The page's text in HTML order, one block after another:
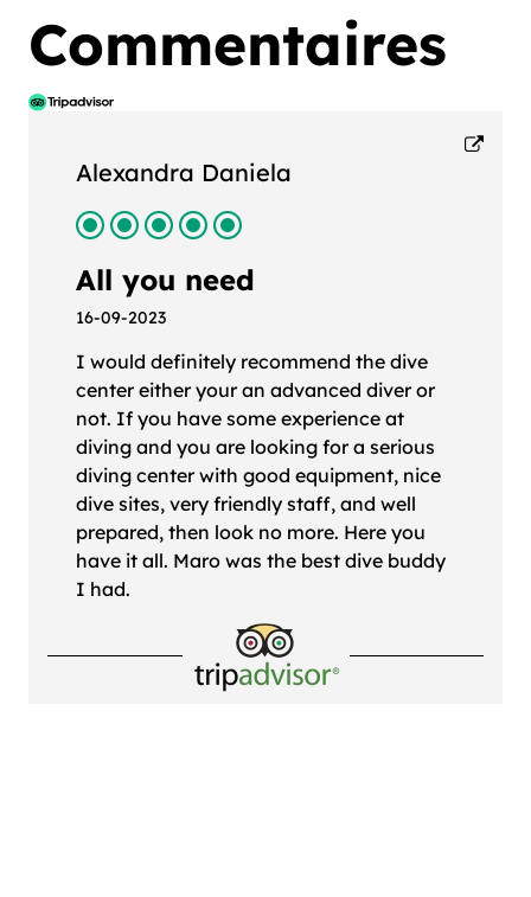
Commentaires
Alexandra Daniela
All you need
16-09-2023
I would definitely recommend the dive
center either your an advanced diver or
not. If you have some experience at
diving and you are looking for a serious
diving center with good equipment, nice
dive sites, very friendly staff, and well
prepared, then look no more. Here you
have it all. Maro was the best dive buddy
I had.